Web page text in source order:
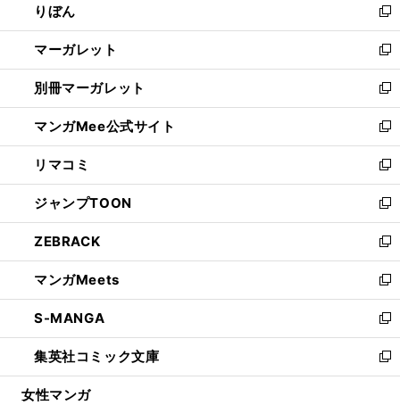
く
で
開
く
ド
ウ
で
開
く
ィ
ン
ド
ウ
で
開
く
りぼん
新
し
い
ウ
ィ
ン
ド
ウ
で
開
く
マーガレット
新
し
い
ウ
ィ
ン
ド
ウ
で
開
く
別冊マーガレット
新
し
い
ウ
ィ
ン
ド
ウ
で
開
く
マンガMee公式サイト
新
し
い
ウ
ィ
ン
ド
ウ
で
開
く
リマコミ
新
し
い
ウ
ィ
ン
ド
ウ
で
開
く
ジャンプTOON
新
し
い
ウ
ィ
ン
ド
ウ
で
開
ZEBRACK
新
し
い
ウ
ィ
ン
ド
ウ
マンガMeets
新
し
い
ウ
ィ
ン
S-MANGA
新
し
い
ウ
集英社コミック文庫
新
し
女性マンガ